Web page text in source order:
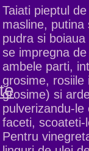
Taiati pieptul
masline, putina
pudra si
se impregna
ambele parti,
grosime,
grosime) si
pulverizandu-
faceti,
Pentru